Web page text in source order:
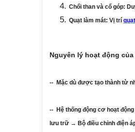
Chổi than và cổ góp:
Quạt làm mát: Vị trí
Nguyên lý hoạt động
-- Mặc dù được tạo thành từ
-- Hệ thống động cơ hoạt
lưu trữ → Bộ điều chỉnh điện